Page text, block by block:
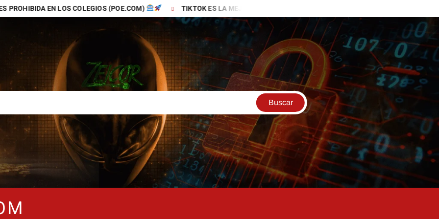
COLEGIOS (POE.COM) TIKTOK ES LA MEJOR APP PARA CRECER EN INTERNET